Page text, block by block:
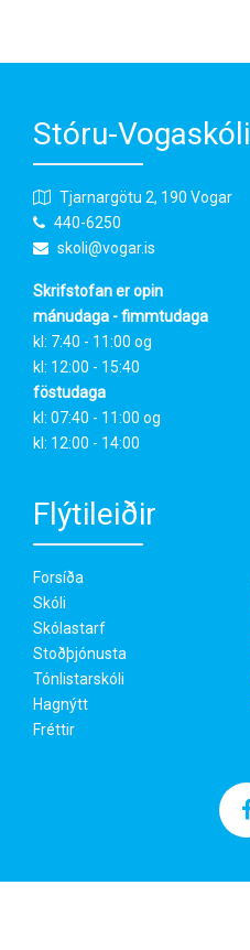
Stóru-Vogaskóli
Tjarnargötu 2, 190 Vogar
440-6250
skoli@vogar.is
Skrifstofan er opin
mánudaga - fimmtudaga
kl: 7:40 - 11:00 og
kl: 12:00 - 15:40
föstudaga
kl: 07:40 - 11:00 og
kl: 12:00 - 14:00
Flýtileiðir
Forsíða
Skóli
Skólastarf
Stoðþjónusta
Tónlistarskóli
Hagnýtt
Fréttir